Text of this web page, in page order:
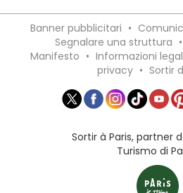
Banner pubblicitari •
Segnalare una struttura •
Manifesto • Informazioni
privacy • Sortir
Sortir à Paris, partner
Turismo di